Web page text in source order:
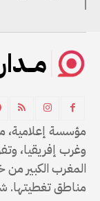
مــدار
مؤسسة إعلامية،
وغرب إفريقيا،
المغرب الكبير
مناطق تغطيتها.